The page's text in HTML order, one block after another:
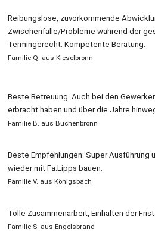
Reibungslose, zuvorkommende
Zwischenfälle/Probleme während der
Termingerecht. Kompetente Beratung.
Familie Q. aus Kieselbronn
Beste Betreuung. Auch bei den
erbracht haben und über die Jahre
Familie B. aus Büchenbronn
Beste Empfehlungen: Super Ausführung
wieder mit Fa.Lipps bauen.
Familie V. aus Königsbach
Tolle Zusammenarbeit, Einhalten der
Familie S. aus Engelsbrand